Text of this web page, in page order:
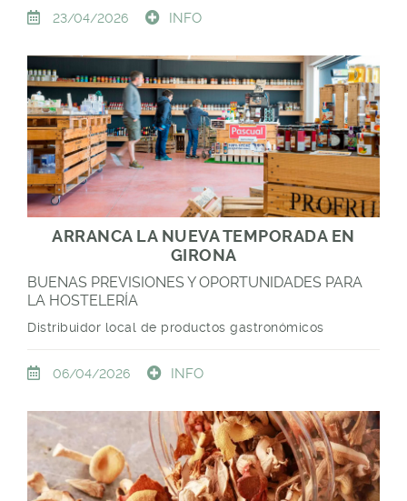
23/04/2026 INFO
ARRANCA LA NUEVA TEMPORADA EN
GIRONA
BUENAS PREVISIONES Y OPORTUNIDADES PARA
LA HOSTELERÍA
Distribuidor local de productos gastronómicos
06/04/2026 INFO